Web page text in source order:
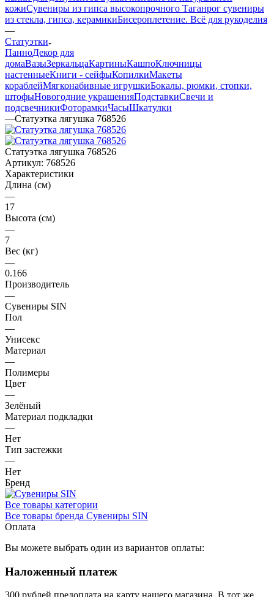
кожиСувениры из гипса высокопрочного Таганрог сувениры
из стекла, гипса, керамикиБисероплетение. Всё для рукоделия
—
Статуэтки
ПанноДекор для
домаВазыЗеркальцаКартиныКашпоКлючницы
настенныеКниги - сейфыКопилкиМакеты
кораблейМягконабивные игрушкиБокалы, рюмки, стопки,
штофыНовогодние украшенияПодставкиСвечи и
подсвечникиФоторамкиЧасыШкатулки
—Статуэтка лягушка 768526
Статуэтка лягушка 768526
Артикул: 768526
Характеристики
Длина (см)
—
17
Высота (см)
—
7
Вес (кг)
—
0.166
Производитель
—
Сувениры SIN
Пол
—
Унисекс
Материал
—
Полимеры
Цвет
—
Зелёный
Материал подкладки
—
Нет
Тип застежки
—
Нет
Бренд
Все товары категории
Все товары бренда Сувениры SIN
Оплата
Вы можете выбрать один из вариантов оплаты:
Наложенный платеж